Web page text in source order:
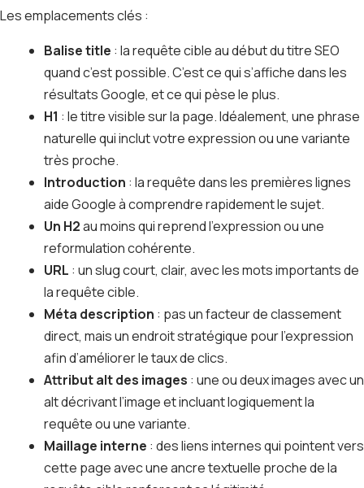
Les emplacements clés :
Balise title : la requête cible au début du titre SEO
quand c’est possible. C’est ce qui s’affiche dans les
résultats Google, et ce qui pèse le plus.
H1 : le titre visible sur la page. Idéalement, une phrase
naturelle qui inclut votre expression ou une variante
très proche.
Introduction : la requête dans les premières lignes
aide Google à comprendre rapidement le sujet.
Un H2au moins qui reprend l’expression ou une
reformulation cohérente.
URL : un slug court, clair, avec les mots importants de
la requête cible.
Méta description : pas un facteur de classement
direct, mais un endroit stratégique pour l’expression
afin d’améliorer le taux de clics.
Attribut alt des images : une ou deux images avec un
alt décrivant l’image et incluant logiquement la
requête ou une variante.
Maillage interne : des liens internes qui pointent vers
cette page avec une ancre textuelle proche de la